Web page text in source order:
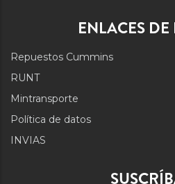
ENLACES DE
Repuestos Cummins
RUNT
Mintransporte
Política de datos
INVIAS